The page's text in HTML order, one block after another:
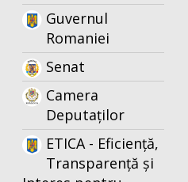
Guvernul
Romaniei
Senat
Camera
Deputaților
ETICA - Eficiență,
Transparență și